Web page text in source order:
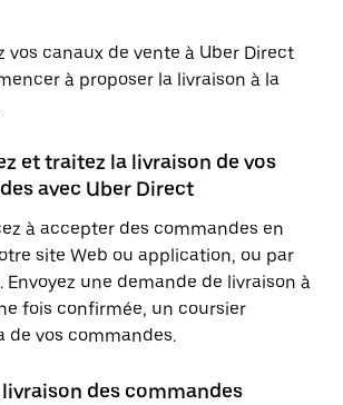
vos canaux de vente à Uber Direct
à proposer la livraison à la
et traitez la livraison de vos
avec Uber Direct
à accepter des commandes en
site Web ou application, ou par
Envoyez une demande de livraison à
fois confirmée, un coursier
de vos commandes.
livraison des commandes